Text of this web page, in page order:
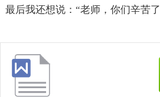
最后我还想说：“老师，你们辛苦